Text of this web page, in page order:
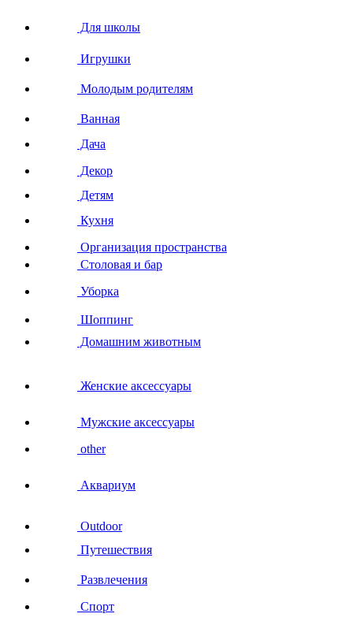
Для школы
Игрушки
Молодым родителям
Ванная
Дача
Декор
Детям
Кухня
Организация пространства
Столовая и бар
Уборка
Шоппинг
Домашним животным
Женские аксессуары
Мужские аксессуары
other
Аквариум
Outdoor
Путешествия
Развлечения
Спорт